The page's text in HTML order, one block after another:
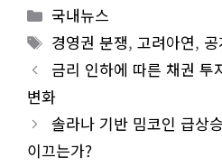
Categories
국내뉴스
Tags
경영권 분쟁,고려아연,
금리 인하에 따른 채권 투
변화
솔라나 기반 밈코인 급상
이끄는가?